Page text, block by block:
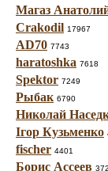
Магаз
Crakodil 17967
AD70 7743
haratoshka 7618
Spektor 7249
Рыбак 6790
Николай
Ігор Кузьменко
fischer 4401
Борис Ассеев